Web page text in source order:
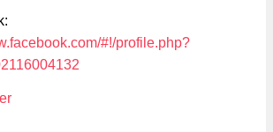
#!/profile.php?